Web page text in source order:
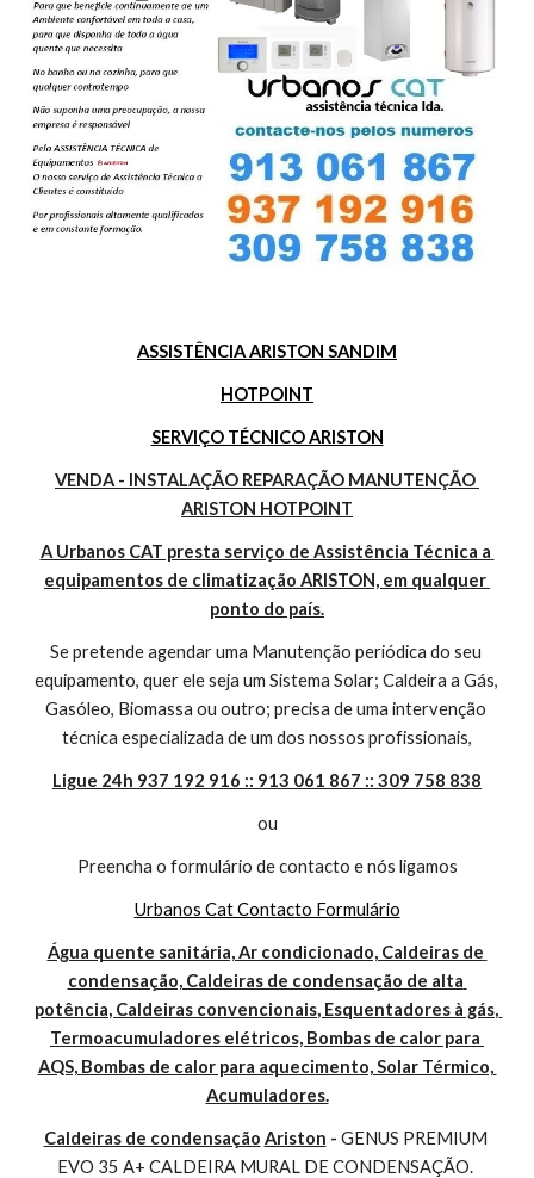
ASSISTÊNCIA ARISTON SANDIM
HOTPOINT
SERVIÇO TÉCNICO ARISTON
VENDA - INSTALAÇÃO REPARAÇÃO MANUTENÇÃO
ARISTON HOTPOINT
A Urbanos CAT presta serviço de Assistência Técnica a
equipamentos de climatização ARISTON, em qualquer
ponto do país.
Se pretende agendar uma Manutenção periódica do seu
equipamento, quer ele seja um Sistema Solar; Caldeira a Gás,
Gasóleo, Biomassa ou outro; precisa de uma intervenção
técnica especializada de um dos nossos profissionais,
Ligue 24h 937 192 916 :: 913 061 867 :: 309 758 838
ou
Preencha o formulário de contacto e nós ligamos
Urbanos Cat Contacto Formulário
Água quente sanitária, Ar condicionado, Caldeiras de
condensação, Caldeiras de condensação de alta
potência, Caldeiras convencionais, Esquentadores à gás,
Termoacumuladores elétricos, Bombas de calor para
AQS, Bombas de calor para aquecimento, Solar Térmico,
Acumuladores.
Caldeiras de condensação Ariston - GENUS PREMIUM
EVO 35 A+ CALDEIRA MURAL DE CONDENSAÇÃO.